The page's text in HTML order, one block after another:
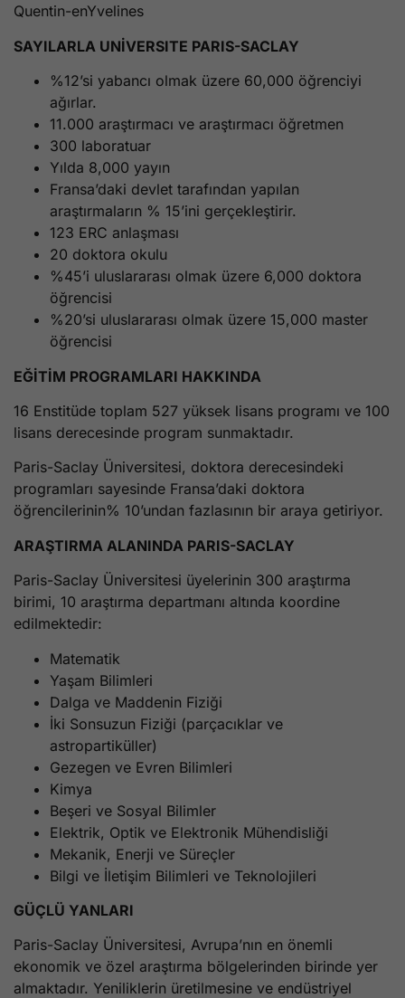
Quentin-enYvelines
SAYILARLA UNİVERSITE PARIS-SACLAY
%12’si yabancı olmak üzere 60,000 öğrenciyi
ağırlar.
11.000 araştırmacı ve araştırmacı öğretmen
300 laboratuar
Yılda 8,000 yayın
Fransa’daki devlet tarafından yapılan
araştırmaların % 15’ini gerçekleştirir.
123 ERC anlaşması
20 doktora okulu
%45’i uluslararası olmak üzere 6,000 doktora
öğrencisi
%20’si uluslararası olmak üzere 15,000 master
öğrencisi
EĞİTİM PROGRAMLARI HAKKINDA
16 Enstitüde toplam 527 yüksek lisans programı ve 100
lisans derecesinde program sunmaktadır.
Paris-Saclay Üniversitesi, doktora derecesindeki
programları sayesinde Fransa’daki doktora
öğrencilerinin% 10’undan fazlasının bir araya getiriyor.
ARAŞTIRMA ALANINDA PARIS-SACLAY
Paris-Saclay Üniversitesi üyelerinin 300 araştırma
birimi, 10 araştırma departmanı altında koordine
edilmektedir:
Matematik
Yaşam Bilimleri
Dalga ve Maddenin Fiziği
İki Sonsuzun Fiziği (parçacıklar ve
astropartiküller)
Gezegen ve Evren Bilimleri
Kimya
Beşeri ve Sosyal Bilimler
Elektrik, Optik ve Elektronik Mühendisliği
Mekanik, Enerji ve Süreçler
Bilgi ve İletişim Bilimleri ve Teknolojileri
GÜÇLÜ YANLARI
Paris-Saclay Üniversitesi, Avrupa’nın en önemli
ekonomik ve özel araştırma bölgelerinden birinde yer
almaktadır. Yeniliklerin üretilmesine ve endüstriyel